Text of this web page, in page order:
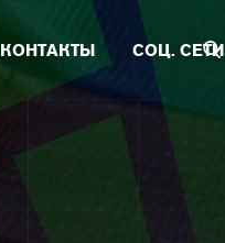
КОНТАКТЫ СОЦ. СЕТИ